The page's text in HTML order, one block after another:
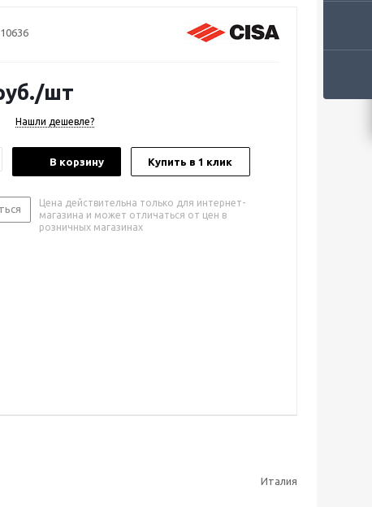
/шт
Нашли дешевле?
В корзину Купить в 1 клик
Цена действительна только для интернет-
магазина и может отличаться от цен в
розничных магазинах
Италия